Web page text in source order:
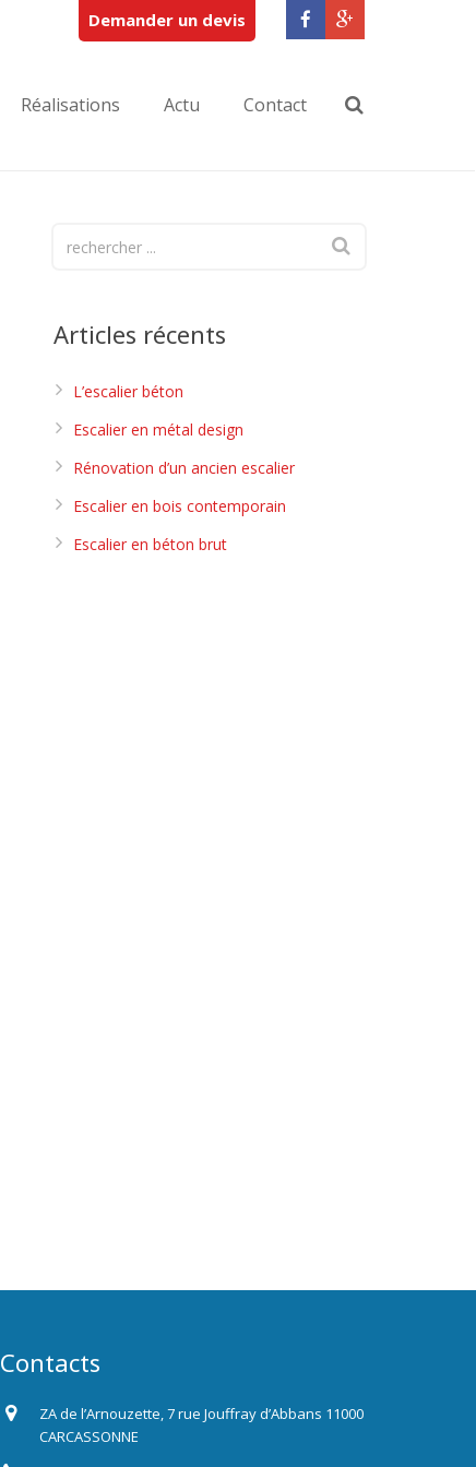
Demander un devis
Réalisations Actu Contact
Articles récents
L’escalier béton
Escalier en métal design
Rénovation d’un ancien escalier
Escalier en bois contemporain
Escalier en béton brut
Contacts
ZA de l’Arnouzette, 7 rue Jouffray d’Abbans 11000
CARCASSONNE